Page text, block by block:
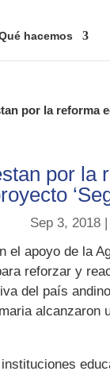
hacemos
por la reforma
por
Sep 3, 2018|
el apoyo de la
reforzar y
del país
instituciones